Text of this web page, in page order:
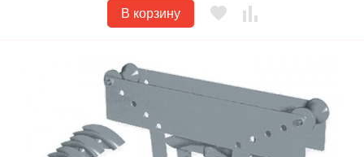
В корзину